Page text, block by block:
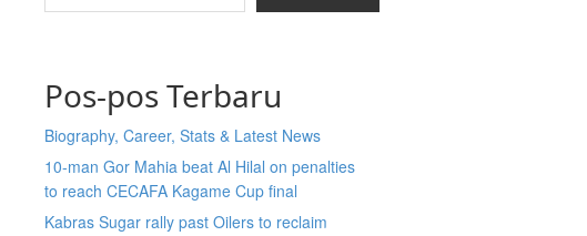
Pos-pos Terbaru
Biography, Career, Stats & Latest News
10-man Gor Mahia beat Al Hilal on penalties
to reach CECAFA Kagame Cup final
Kabras Sugar rally past Oilers to reclaim